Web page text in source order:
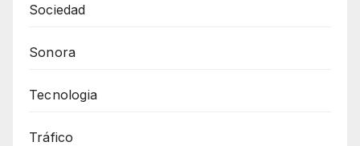
Sociedad
Sonora
Tecnologia
Tráfico